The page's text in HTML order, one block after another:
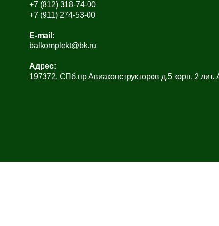
+7 (812) 318-74-00
+7 (911) 274-53-00
E-mail:
balkomplekt@bk.ru
Адрес:
197372, СПб,пр Авиаконструкторов д.5 корп. 2 лит.